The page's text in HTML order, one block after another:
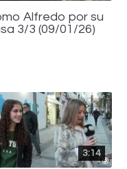
Alfredo por su
3/3 (09/01/26)
3:14